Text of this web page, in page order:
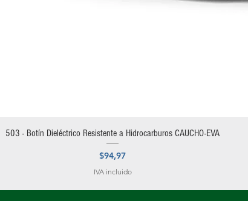
Vista rápida
503 - Botín Dieléctrico Resistente a Hidrocarburos CAUCHO-EVA
Precio
$94,97
IVA incluido